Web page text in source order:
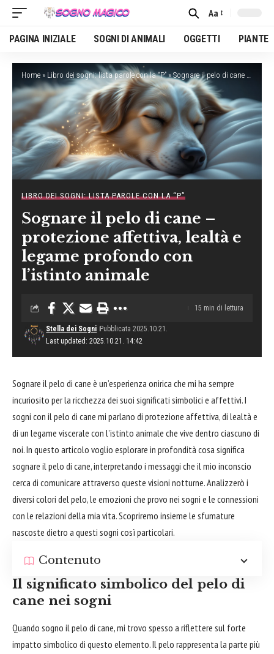
Font
Resizer
Aa
PAGINA INIZIALE SOGNI DI ANIMALI OGGETTI PIANTE
Home » Libro dei sogni: lista parole con la “P”»Sognare il pelo di cane – protezione affettiva, lealtà e legame profondo con l’istinto animale
LIBRO DEI SOGNI: LISTA PAROLE CON LA “P”
Sognare il pelo di cane –
protezione affettiva, lealtà e
legame profondo con
l’istinto animale
Last updated: 2025.10.21. 14:42
Stella dei Sogni Pubblicata 2025.10.21.
15 min di lettura
Sognare il pelo di cane è un’esperienza onirica che mi ha sempre
incuriosito per la ricchezza dei suoi significati simbolici e affettivi. I
sogni con il pelo di cane mi parlano di protezione affettiva, di lealtà e
di un legame viscerale con l’istinto animale che vive dentro ciascuno di
noi. In questo articolo voglio esplorare in profondità cosa significa
sognare il pelo di cane, interpretando i messaggi che il mio inconscio
cerca di comunicare attraverso queste visioni notturne. Analizzerò i
diversi colori del pelo, le emozioni che provo nei sogni e le connessioni
con le relazioni della mia vita. Scopriremo insieme le sfumature
nascoste dietro a questi sogni così particolari.
Contenuto
Il significato simbolico del pelo di
cane nei sogni
Quando sogno il pelo di cane, mi trovo spesso a riflettere sul forte
impatto simbolico di questo elemento. Il pelo rappresenta la parte più